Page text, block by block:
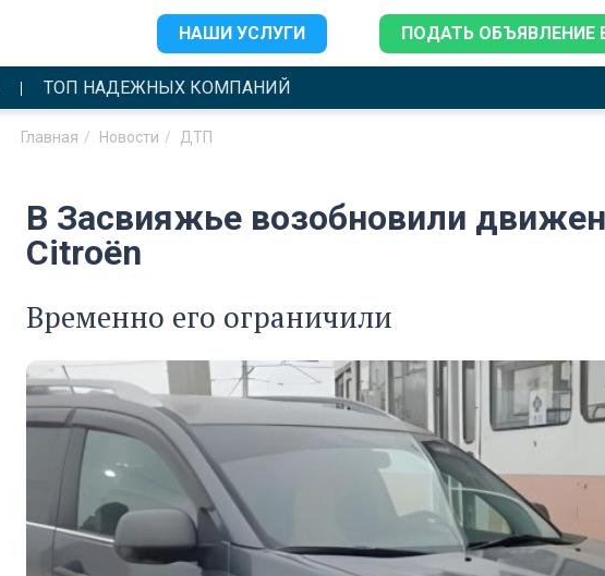
НАШИ УСЛУГИ ПОДАТЬ ОБЪЯВЛЕНИЕ
ТОП НАДЕЖНЫХ КОМПАНИЙ
Главная Новости ДТП
В Засвияжье возобновили
Citroën
Временно его ограничили